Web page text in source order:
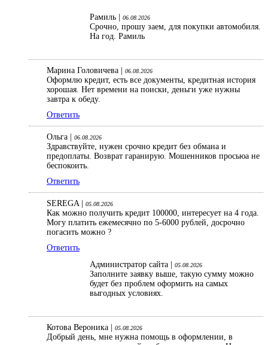
Рамиль | 06.08.2026
Срочно, прошу заем, для покупки автомобиля.
На год. Рамиль
Марина Головичева | 06.08.2026
Оформлю кредит, есть все документы, кредитная история
хорошая. Нет времени на поиски, деньги уже нужны
завтра к обеду.
Ответить
Ольга | 06.08.2026
Здравствуйте, нужен срочно кредит без обмана и
предоплаты. Возврат гаранирую. Мошенников просьюа не
беспокоить.
Ответить
SEREGA | 05.08.2026
Как можно получить кредит 100000, интересует на 4 года.
Могу платить ежемесячно по 5-6000 рублей, досрочно
погасить можно ?
Ответить
Администратор сайта |
05.08.2026
Заполните заявку выше, такую сумму можно
будет без проблем оформить на самых
выгодных условиях.
Котова Вероника | 05.08.2026
Добрый день, мне нужна помощь в оформлении, в